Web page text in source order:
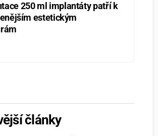
250 ml implantáty patří k
estetickým
články